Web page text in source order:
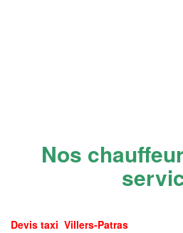
Nos
Devis taxi Villers-Patras